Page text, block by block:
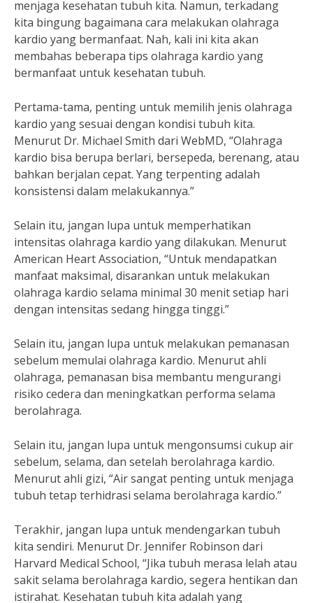
menjaga kesehatan tubuh kita. Namun, terkadang
kita bingung bagaimana cara melakukan olahraga
kardio yang bermanfaat. Nah, kali ini kita akan
membahas beberapa tips olahraga kardio yang
bermanfaat untuk kesehatan tubuh.
Pertama-tama, penting untuk memilih jenis olahraga
kardio yang sesuai dengan kondisi tubuh kita.
Menurut Dr. Michael Smith dari WebMD, “Olahraga
kardio bisa berupa berlari, bersepeda, berenang, atau
bahkan berjalan cepat. Yang terpenting adalah
konsistensi dalam melakukannya.”
Selain itu, jangan lupa untuk memperhatikan
intensitas olahraga kardio yang dilakukan. Menurut
American Heart Association, “Untuk mendapatkan
manfaat maksimal, disarankan untuk melakukan
olahraga kardio selama minimal 30 menit setiap hari
dengan intensitas sedang hingga tinggi.”
Selain itu, jangan lupa untuk melakukan pemanasan
sebelum memulai olahraga kardio. Menurut ahli
olahraga, pemanasan bisa membantu mengurangi
risiko cedera dan meningkatkan performa selama
berolahraga.
Selain itu, jangan lupa untuk mengonsumsi cukup air
sebelum, selama, dan setelah berolahraga kardio.
Menurut ahli gizi, “Air sangat penting untuk menjaga
tubuh tetap terhidrasi selama berolahraga kardio.”
Terakhir, jangan lupa untuk mendengarkan tubuh
kita sendiri. Menurut Dr. Jennifer Robinson dari
Harvard Medical School, “Jika tubuh merasa lelah atau
sakit selama berolahraga kardio, segera hentikan dan
istirahat. Kesehatan tubuh kita adalah yang